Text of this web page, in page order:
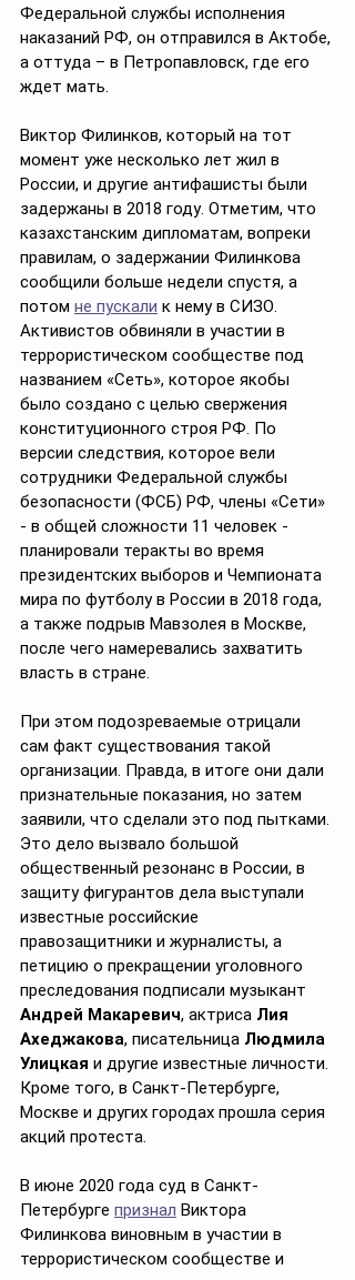
Федеральной службы исполнения
наказаний РФ, он отправился в Актобе,
а оттуда – в Петропавловск, где его
ждет мать.
Виктор Филинков, который на тот
момент уже несколько лет жил в
России, и другие антифашисты были
задержаны в 2018 году. Отметим, что
казахстанским дипломатам, вопреки
правилам, о задержании Филинкова
сообщили больше недели спустя, а
потом не пускали к нему в СИЗО.
Активистов обвиняли в участии в
террористическом сообществе под
названием «Сеть», которое якобы
было создано с целью свержения
конституционного строя РФ. По
версии следствия, которое вели
сотрудники Федеральной службы
безопасности (ФСБ) РФ, члены «Сети»
- в общей сложности 11 человек -
планировали теракты во время
президентских выборов и Чемпионата
мира по футболу в России в 2018 года,
а также подрыв Мавзолея в Москве,
после чего намеревались захватить
власть в стране.
При этом подозреваемые отрицали
сам факт существования такой
организации. Правда, в итоге они дали
признательные показания, но затем
заявили, что сделали это под пытками.
Это дело вызвало большой
общественный резонанс в России, в
защиту фигурантов дела выступали
известные российские
правозащитники и журналисты, а
петицию о прекращении уголовного
преследования подписали музыкант
Андрей Макаревич, актриса Лия
Ахеджакова, писательница Людмила
Улицкая и другие известные личности.
Кроме того, в Санкт-Петербурге,
Москве и других городах прошла серия
акций протеста.
В июне 2020 года суд в Санкт-
Петербурге признал Виктора
Филинкова виновным в участии в
террористическом сообществе и